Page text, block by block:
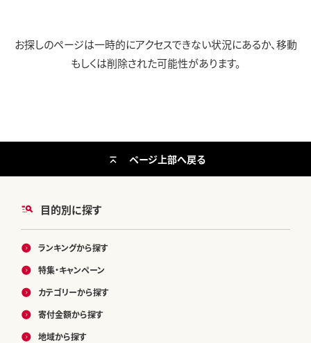
お探しのページは一時的にアクセスできない状況にあるか、移動
もしくは削除された可能性があります。
目的別に探す
ランキングから探す
特集・キャンペーン
カテゴリーから探す
寄付金額から探す
地域から探す
ページ上部へ戻る